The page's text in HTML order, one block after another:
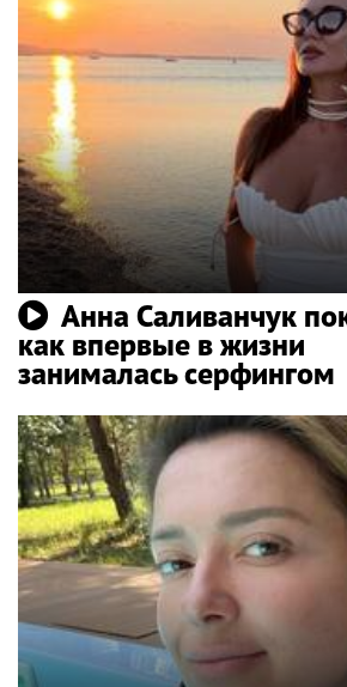
Анна Саливанчук
как впервые в жизни
занималась серфингом